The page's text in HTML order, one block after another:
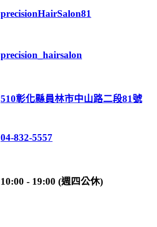
precisionHairSalon81
precision_hairsalon
510彰化縣員林市中山路二段81號
04-832-5557
10:00 - 19:00 (週四公休)